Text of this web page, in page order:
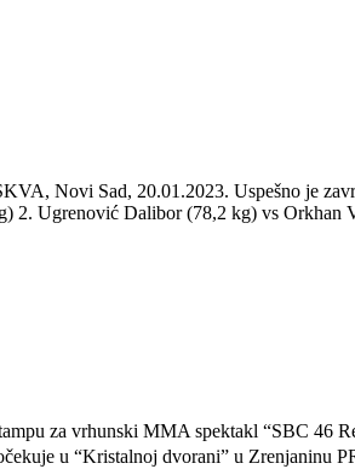
Novi Sad, 20.01.2023. Uspešno je
Ugrenović Dalibor (78,2 kg) vs
za vrhunski MMA spektakl “SBC 46
u “Kristalnoj dvorani” u